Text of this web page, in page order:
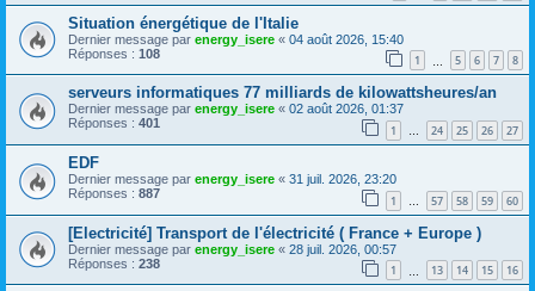
Situation énergétique de l'Italie
Dernier message par energy_isere « 04 août 2026, 15:40
Réponses : 108 1 5 6 7 8
serveurs informatiques 77 milliards de kilowattsheures/an
Dernier message par energy_isere « 02 août 2026, 01:37
Réponses : 401 1 … 24 25 26 27
EDF
Dernier message par energy_isere « 31 juil. 2026, 23:20
Réponses : 887 1 … 57 58 59 60
[Electricité] Transport de l'électricité ( France + Europe )
Dernier message par energy_isere « 28 juil. 2026, 00:57
Réponses : 238 1 13 14 15 16